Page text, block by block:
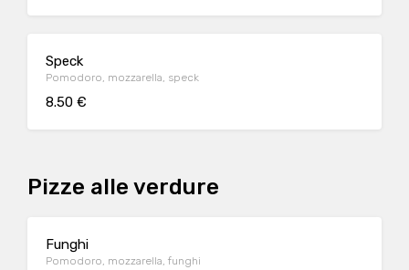
Speck
Pomodoro, mozzarella, speck
8.50 €
Pizze alle verdure
Funghi
Pomodoro, mozzarella, funghi